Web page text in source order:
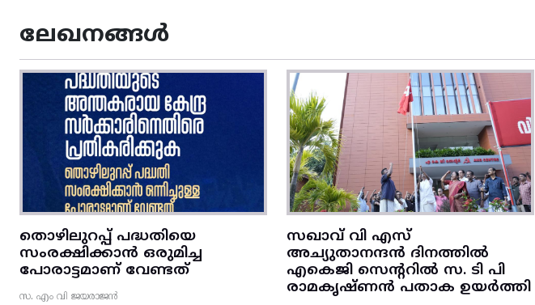
ലേഖനങ്ങൾ
തൊഴിലുറപ്പ് പദ്ധതിയെ
സംരക്ഷിക്കാൻ ഒരുമിച്ച
പോരാട്ടമാണ് വേണ്ടത്
സ. എം വി ജയരാജൻ
സഖാവ് വി എസ്
അച്യുതാനന്ദൻ ദിനത്തിൽ
എകെജി സെന്ററിൽ സ. ടി പി
രാമകൃഷ്‌ണൻ പതാക ഉയർത്തി